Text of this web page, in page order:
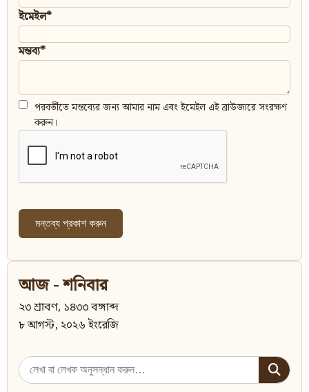
ইমেইল*
মন্তব্য*
পরবর্তীতে মন্তব্যের জন্য আমার নাম এবং ইমেইল এই ব্রাউজারে সংরক্ষণ
করুন।
আজ - শনিবার
২৩ শ্রাবণ, ১৪৩৩ বঙ্গাব্দ
৮ আগস্ট, ২০২৬ ইংরেজি
Search
for: